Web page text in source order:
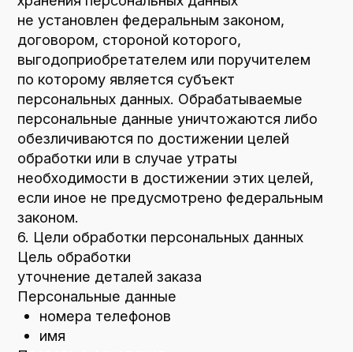
данных».
8.5. Вся информация, которая собирается
сторонними сервисами, в том числе
платежными системами, средствами связи
и другими поставщиками услуг, хранится
и обрабатывается указанными лицами
с их Пользовательским соглашением
и Политикой конфиденциальности. Субъект
персональных данных и/или с указанными
документами. Оператор не несет
ответственность за действия третьих лиц,
в том числе указанных в настоящем пункте
8.6. Установленные субъектом
персональных данных запреты на передачу
(кроме предоставления доступа), а также
на обработку или условия обработки (кроме
получения доступа) персональных данных,
разрешенных для распространения,
не действуют в случаях обработки
персональных данных в государственных,
общественных и иных публичных интересах,
определенных законодательством РФ.